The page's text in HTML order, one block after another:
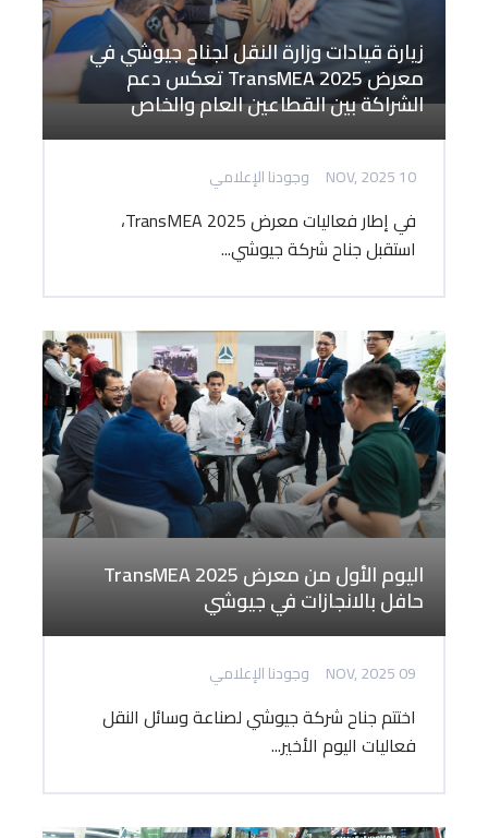
زيارة قيادات وزارة النقل لجناح جيوشي في
معرض TransMEA 2025 تعكس دعم
الشراكة بين القطاعين العام والخاص
10 NOV, 2025 وجودنا الإعلامي
في إطار فعاليات معرض TransMEA 2025،
استقبل جناح شركة جيوشي...
اليوم الأول من معرض TransMEA 2025
حافل بالانجازات في جيوشي
09 NOV, 2025 وجودنا الإعلامي
اختتم جناح شركة جيوشي لصناعة وسائل النقل
فعاليات اليوم الأخير...